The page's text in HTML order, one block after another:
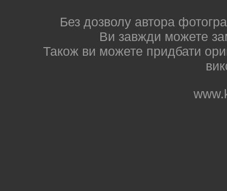
Без дозволу автора
Ви завжди можете
Також ви можете придбати